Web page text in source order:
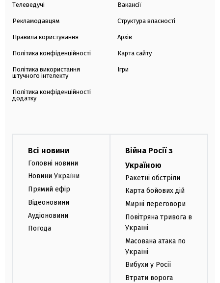
Телеведучі
Рекламодавцям
Правила користування
Політика конфіденційності
Політика використання
штучного інтелекту
Політика конфіденційності
додатку
Вакансії
Структура власності
Архів
Карта сайту
Ігри
Всі новини
Головні новини
Новини України
Прямий ефір
Відеоновини
Аудіоновини
Погода
Війна Росії з
Україною
Ракетні обстріли
Карта бойових дій
Мирні переговори
Повітряна тривога в
Україні
Масована атака по
Україні
Вибухи у Росії
Втрати ворога